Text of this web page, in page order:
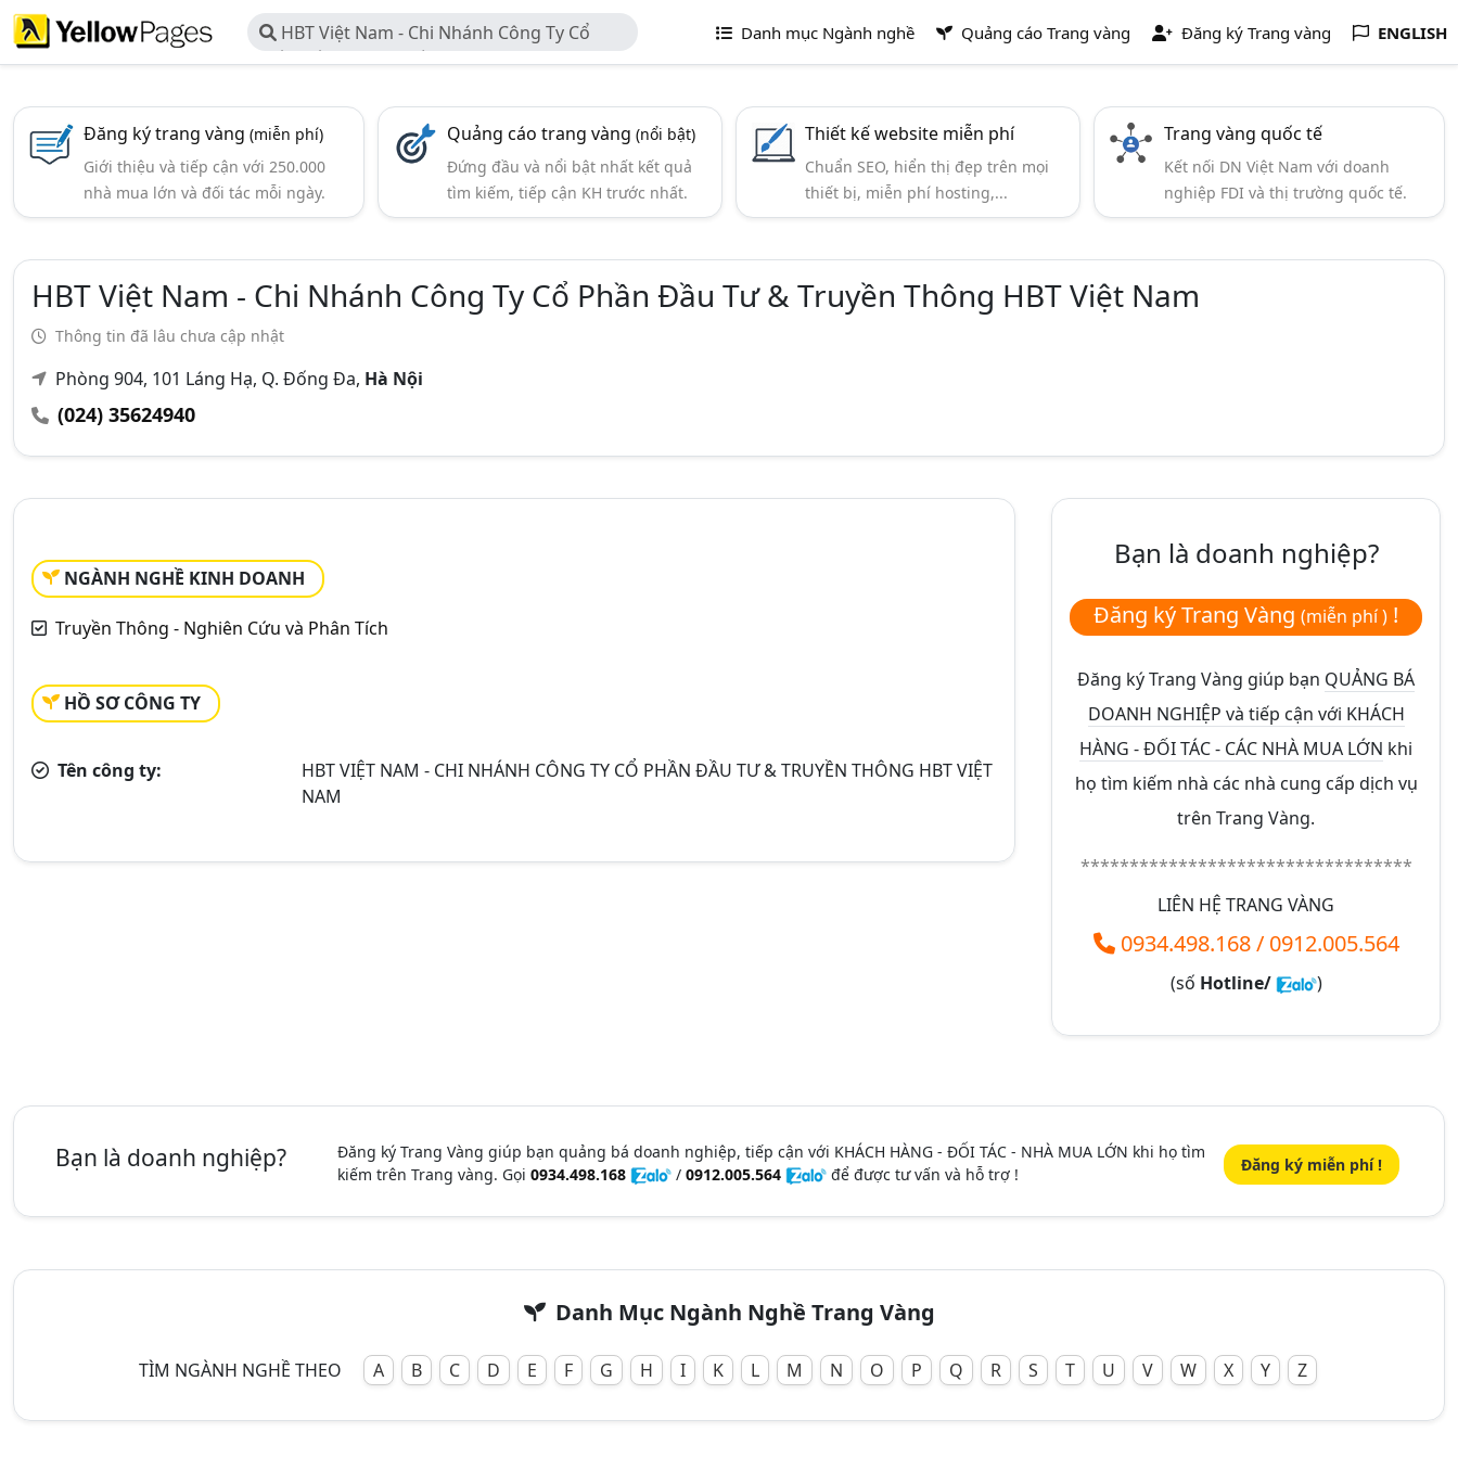
HBT Việt Nam - Chi Nhánh Công Ty Cổ
Phần Đầu Tư & Truyền Thông HBT Việt Nam
Danh mục Ngành nghề Quảng cáo Trang vàng Đăng ký Trang vàng ENGLISH
Đăng ký trang vàng (miễn phí)
Giới thiệu và tiếp cận với 250.000
nhà mua lớn và đối tác mỗi ngày.
Quảng cáo trang vàng(nổi bật)
Đứng đầu và nổi bật nhất kết quả
tìm kiếm, tiếp cận KH trước nhất.
Thiết kế website miễn phí
Chuẩn SEO, hiển thị đẹp trên mọi
thiết bị, miễn phí hosting,...
Trang vàng quốc tế
Kết nối DN Việt Nam với doanh
nghiệp FDI và thị trường quốc tế.
HBT Việt Nam - Chi Nhánh Công Ty Cổ Phần Đầu Tư & Truyền Thông HBT Việt Nam
Thông tin đã lâu chưa cập nhật
Phòng 904, 101 Láng Hạ, Q. Đống Đa, Hà Nội
(024) 35624940
NGÀNH NGHỀ KINH DOANH
Truyền Thông - Nghiên Cứu và Phân Tích
HỒ SƠ CÔNG TY
Tên công ty:
HBT VIỆT NAM - CHI NHÁNH CÔNG TY CỔ PHẦN ĐẦU TƯ & TRUYỀN THÔNG HBT VIỆT
NAM
Bạn là doanh nghiệp?
Đăng ký Trang Vàng (miễn phí ) !
Đăng ký Trang Vàng giúp bạn QUẢNG BÁ
DOANH NGHIỆP và tiếp cận với KHÁCH
HÀNG - ĐỐI TÁC - CÁC NHÀ MUA LỚN khi
họ tìm kiếm nhà các nhà cung cấp dịch vụ
trên Trang Vàng.
**********************************
LIÊN HỆ TRANG VÀNG
0934.498.168/ 0912.005.564
(số Hotline/ )
Bạn là doanh nghiệp?
Đăng ký Trang Vàng giúp bạn quảng bá doanh nghiệp, tiếp cận với KHÁCH HÀNG - ĐỐI TÁC - NHÀ MUA LỚN khi họ tìm
kiếm trên Trang vàng. Gọi 0934.498.168 / 0912.005.564 để được tư vấn và hỗ trợ ! Đăng ký miễn phí !
Danh Mục Ngành Nghề Trang Vàng
TÌM NGÀNH NGHỀ THEO A B C D E F G H I K L M N O P Q R S T U V W X Y Z